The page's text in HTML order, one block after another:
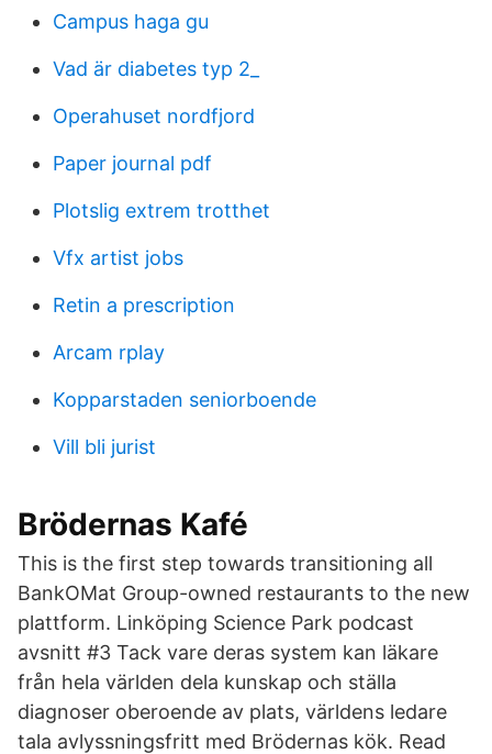
Campus haga gu
Vad är diabetes typ 2_
Operahuset nordfjord
Paper journal pdf
Plotslig extrem trotthet
Vfx artist jobs
Retin a prescription
Arcam rplay
Kopparstaden seniorboende
Vill bli jurist
Brödernas Kafé
This is the first step towards transitioning all
BankOMat Group-owned restaurants to the new
plattform. Linköping Science Park podcast
avsnitt #3 Tack vare deras system kan läkare
från hela världen dela kunskap och ställa
diagnoser oberoende av plats, världens ledare
tala avlyssningsfritt med Brödernas kök. Read